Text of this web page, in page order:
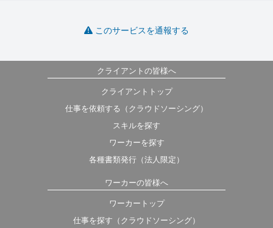
このサービスを通報する
クライアントの皆様へ
クライアントトップ
仕事を依頼する（クラウドソーシング）
スキルを探す
ワーカーを探す
各種書類発行（法人限定）
ワーカーの皆様へ
ワーカートップ
仕事を探す（クラウドソーシング）